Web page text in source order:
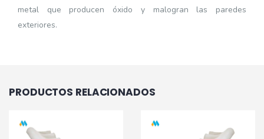
metal que producen óxido y malogran las paredes
exteriores.
PRODUCTOS RELACIONADOS